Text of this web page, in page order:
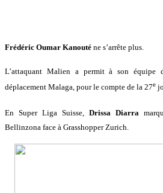
Frédéric Oumar Kanouté ne s’arrête plus.
L’attaquant Malien a permit à son équipe
déplacement Malaga, pour le compte de la 27e
En Super Liga Suisse, Drissa Diarra
Bellinzona face à Grasshopper Zurich.